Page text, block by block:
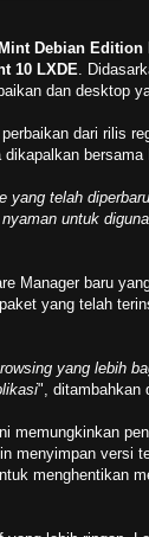
Debian Edition
10 LXDE.
dan desktop
dari rilis
bersama
yang telah
untuk
Manager baru
yang telah
yang lebih
", ditambahkan
memungkinkan
menyimpan versi
menghentikan